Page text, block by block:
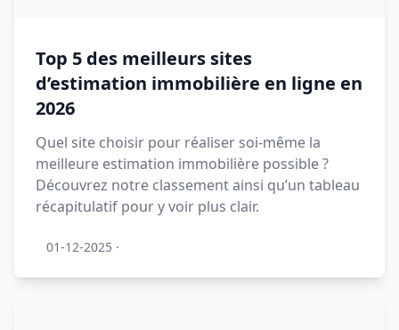
Top 5 des meilleurs sites
d’estimation immobilière en ligne en
2026
Quel site choisir pour réaliser soi-même la
meilleure estimation immobilière possible ?
Découvrez notre classement ainsi qu’un tableau
récapitulatif pour y voir plus clair.
01-12-2025 ·